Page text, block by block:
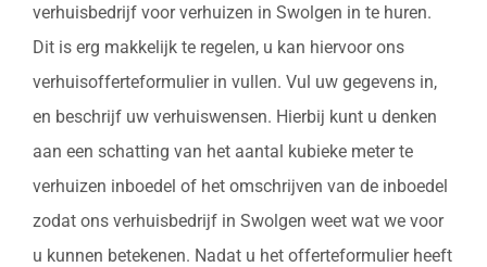
verhuisbedrijf voor verhuizen in Swolgen in te huren.
Dit is erg makkelijk te regelen, u kan hiervoor ons
verhuisofferteformulier in vullen. Vul uw gegevens in,
en beschrijf uw verhuiswensen. Hierbij kunt u denken
aan een schatting van het aantal kubieke meter te
verhuizen inboedel of het omschrijven van de inboedel
zodat ons verhuisbedrijf in Swolgen weet wat we voor
u kunnen betekenen. Nadat u het offerteformulier heeft